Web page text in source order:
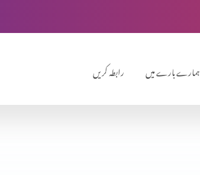
رابطہ کریں ہمارے بارے میں